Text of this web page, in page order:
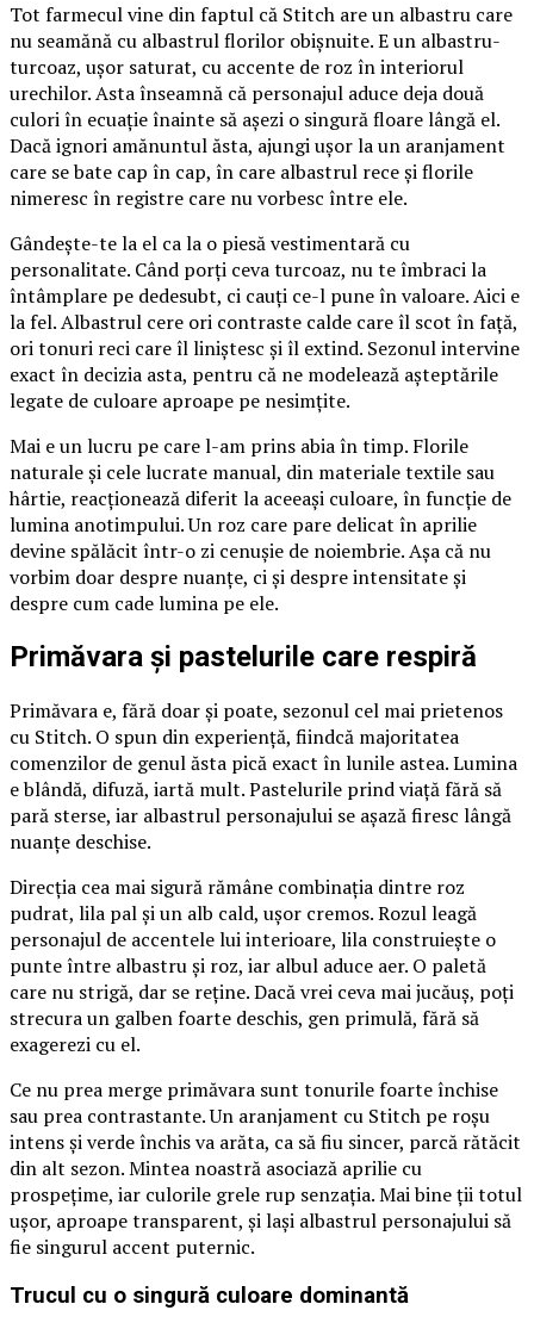
Tot farmecul vine din faptul că Stitch are un albastru care
nu seamănă cu albastrul florilor obișnuite. E un albastru-
turcoaz, ușor saturat, cu accente de roz în interiorul
urechilor. Asta înseamnă că personajul aduce deja două
culori în ecuație înainte să așezi o singură floare lângă el.
Dacă ignori amănuntul ăsta, ajungi ușor la un aranjament
care se bate cap în cap, în care albastrul rece și florile
nimeresc în registre care nu vorbesc între ele.
Gândește-te la el ca la o piesă vestimentară cu
personalitate. Când porți ceva turcoaz, nu te îmbraci la
întâmplare pe dedesubt, ci cauți ce-l pune în valoare. Aici e
la fel. Albastrul cere ori contraste calde care îl scot în față,
ori tonuri reci care îl liniștesc și îl extind. Sezonul intervine
exact în decizia asta, pentru că ne modelează așteptările
legate de culoare aproape pe nesimțite.
Mai e un lucru pe care l-am prins abia în timp. Florile
naturale și cele lucrate manual, din materiale textile sau
hârtie, reacționează diferit la aceeași culoare, în funcție de
lumina anotimpului. Un roz care pare delicat în aprilie
devine spălăcit într-o zi cenușie de noiembrie. Așa că nu
vorbim doar despre nuanțe, ci și despre intensitate și
despre cum cade lumina pe ele.
Primăvara și pastelurile care respiră
Primăvara e, fără doar și poate, sezonul cel mai prietenos
cu Stitch. O spun din experiență, fiindcă majoritatea
comenzilor de genul ăsta pică exact în lunile astea. Lumina
e blândă, difuză, iartă mult. Pastelurile prind viață fără să
pară sterse, iar albastrul personajului se așază firesc lângă
nuanțe deschise.
Direcția cea mai sigură rămâne combinația dintre roz
pudrat, lila pal și un alb cald, ușor cremos. Rozul leagă
personajul de accentele lui interioare, lila construiește o
punte între albastru și roz, iar albul aduce aer. O paletă
care nu strigă, dar se reține. Dacă vrei ceva mai jucăuș, poți
strecura un galben foarte deschis, gen primulă, fără să
exagerezi cu el.
Ce nu prea merge primăvara sunt tonurile foarte închise
sau prea contrastante. Un aranjament cu Stitch pe roșu
intens și verde închis va arăta, ca să fiu sincer, parcă rătăcit
din alt sezon. Mintea noastră asociază aprilie cu
prospețime, iar culorile grele rup senzația. Mai bine ții totul
ușor, aproape transparent, și lași albastrul personajului să
fie singurul accent puternic.
Trucul cu o singură culoare dominantă